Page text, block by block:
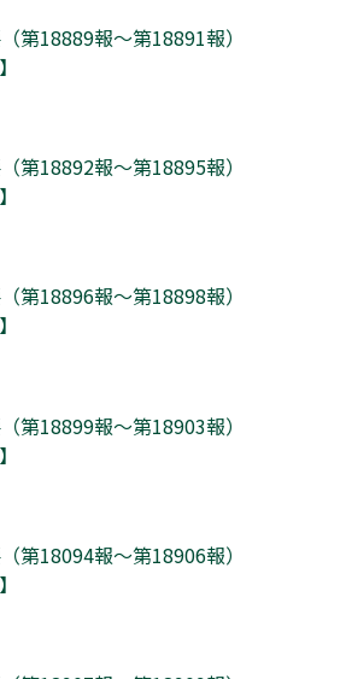
第18889報～第18891報）
第18892報～第18895報）
第18896報～第18898報）
第18899報～第18903報）
第18094報～第18906報）